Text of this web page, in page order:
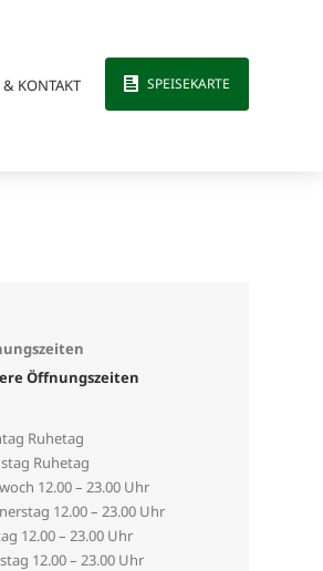
& KONTAKT SPEISEKARTE
Öffnungszeiten
Ruhetag
Ruhetag
12.00 – 23.00 Uhr
12.00 – 23.00 Uhr
12.00 – 23.00 Uhr
12.00 – 23.00 Uhr